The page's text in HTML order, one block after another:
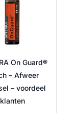
On Guard®
– Afweer
– voordeel
klanten